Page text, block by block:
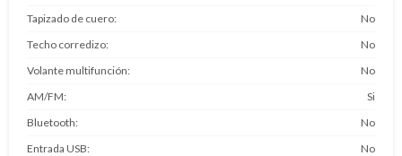
Tapizado de cuero
No
Techo corredizo
No
Volante multifunción
No
AM/FM
Si
Bluetooth
No
Entrada USB
No